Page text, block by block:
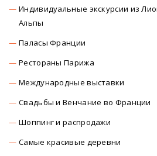
Индивидуальные экскурсии из
Альпы
Паласы Франции
Рестораны Парижа
Международные выставки
Свадьбы и Венчание во Франции
Шоппинг и распродажи
Самые красивые деревни